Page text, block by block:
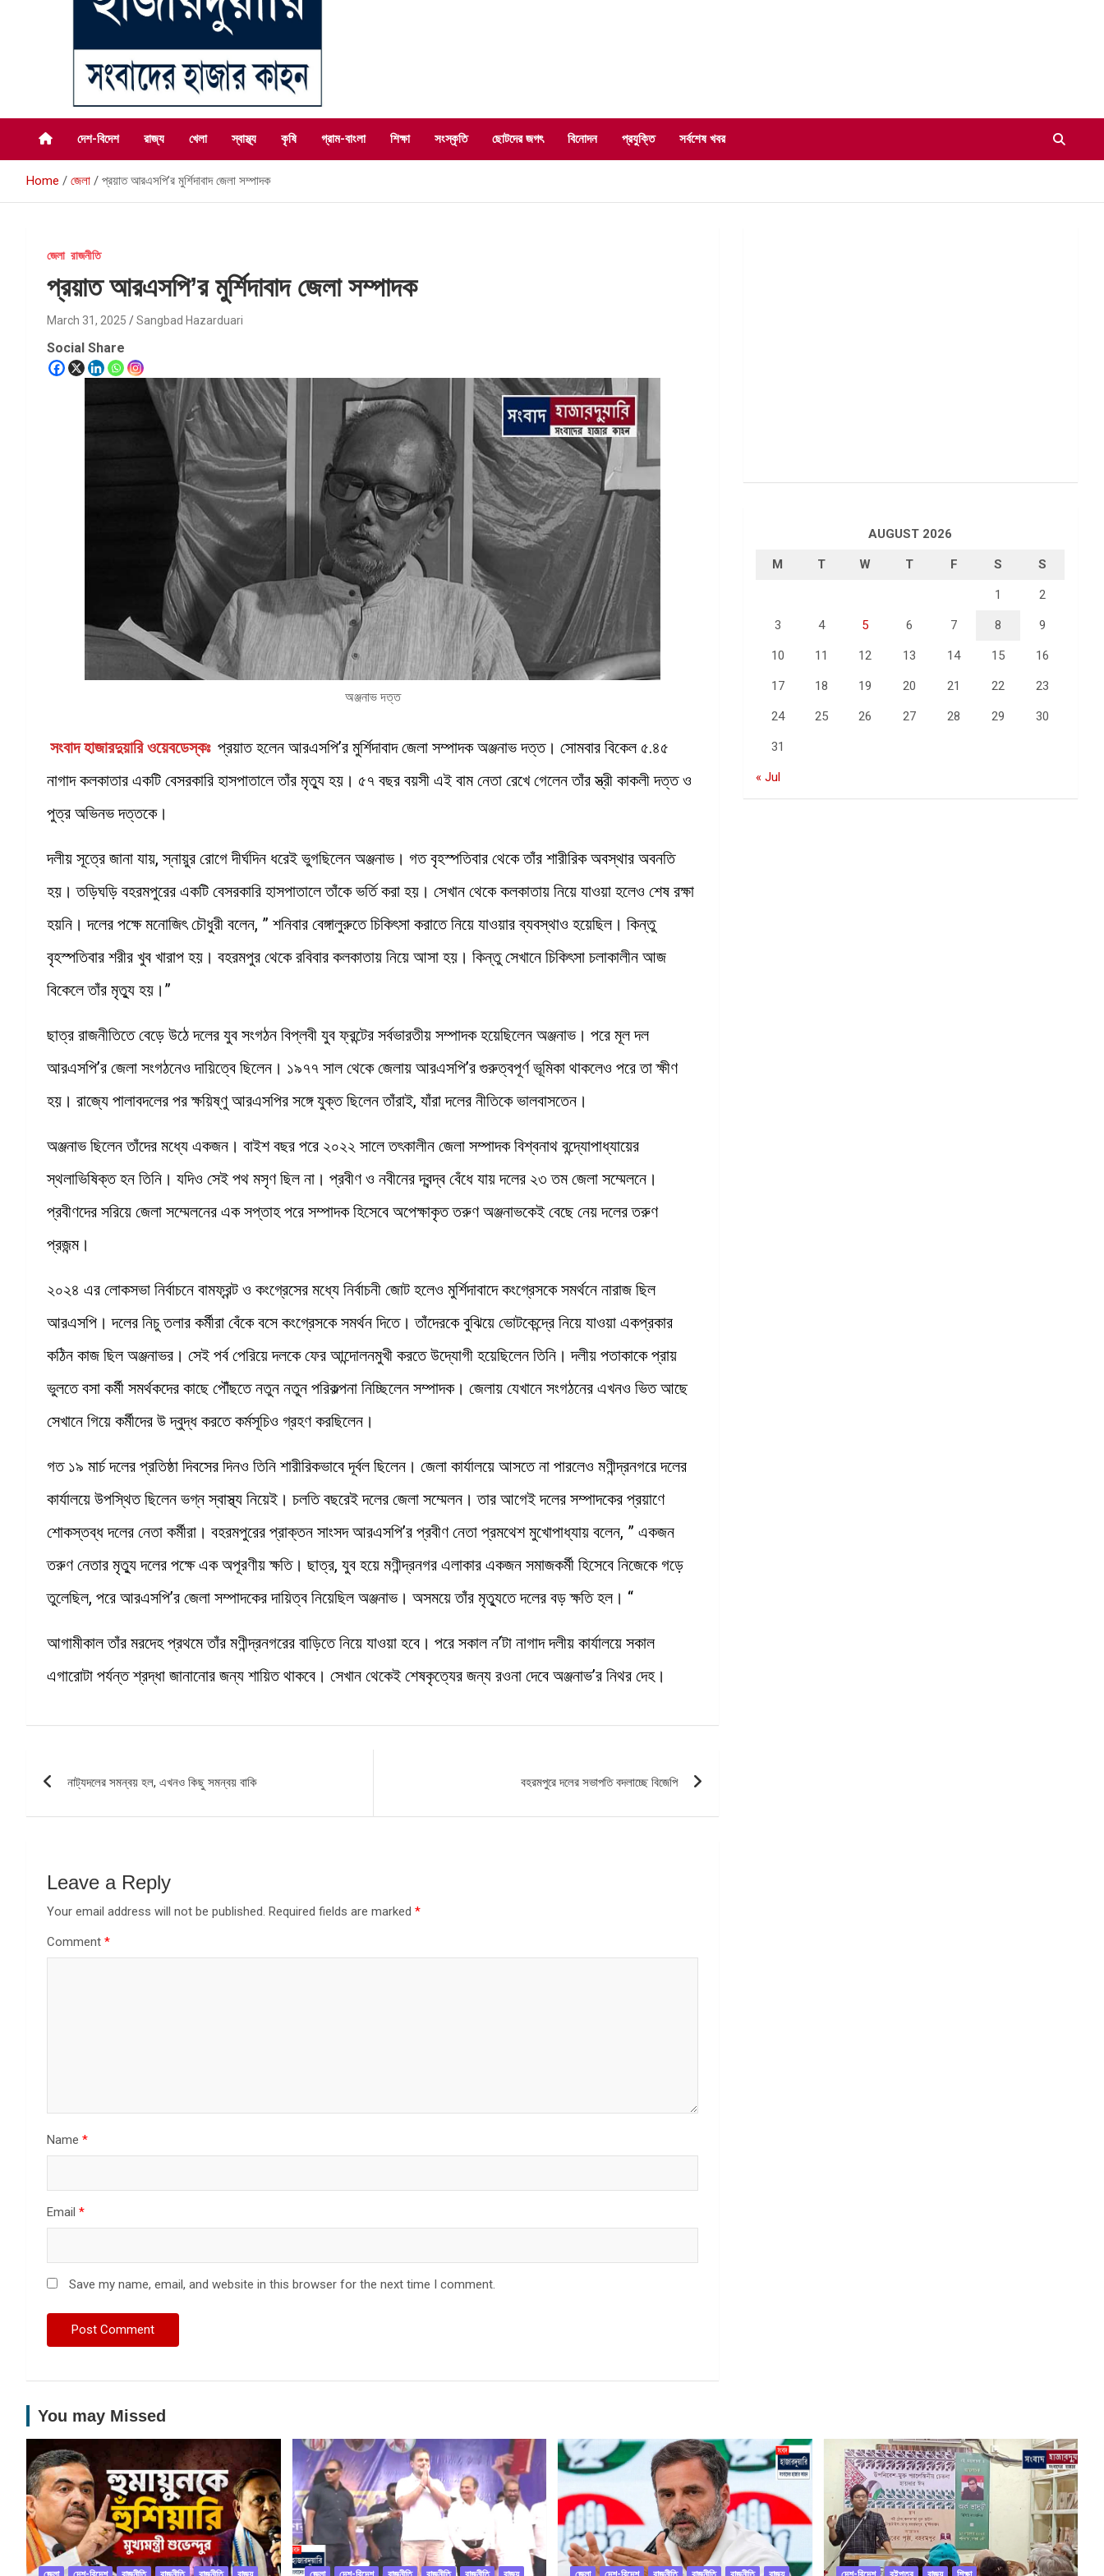
সংবাদ হাজারদুয়ারি
সংবাদের হাজার কাহন
দেশ-বিদেশ
রাজ্য খেলা স্বাস্থ্য কৃষি গ্রাম-বাংলা শিক্ষা সংস্কৃতি ছোটদের জগৎ বিনোদন প্রযুক্তি সর্বশেষ খবর
Home জেলা প্রয়াত আরএসপি’র মুর্শিদাবাদ জেলা সম্পাদক
জেলা রাজনীতি
প্রয়াত আরএসপি’র মুর্শিদাবাদ জেলা সম্পাদক
March 31, 2025 Sangbad Hazarduari
Social Share
অঞ্জনাভ দত্ত
সংবাদ হাজারদুয়ারি ওয়েবডেস্কঃ প্রয়াত হলেন আরএসপি’র মুর্শিদাবাদ জেলা সম্পাদক অঞ্জনাভ দত্ত। সোমবার বিকেল ৫.৪৫
নাগাদ কলকাতার একটি বেসরকারি হাসপাতালে তাঁর মৃত্যু হয়। ৫৭ বছর বয়সী এই বাম নেতা রেখে গেলেন তাঁর স্ত্রী কাকলী দত্ত ও
পুত্র অভিনভ দত্তকে।
দলীয় সূত্রে জানা যায়, স্নায়ুর রোগে দীর্ঘদিন ধরেই ভুগছিলেন অঞ্জনাভ। গত বৃহস্পতিবার থেকে তাঁর শারীরিক অবস্থার অবনতি
হয়। তড়িঘড়ি বহরমপুরের একটি বেসরকারি হাসপাতালে তাঁকে ভর্তি করা হয়। সেখান থেকে কলকাতায় নিয়ে যাওয়া হলেও শেষ রক্ষা
হয়নি। দলের পক্ষে মনোজিৎ চৌধুরী বলেন, ” শনিবার বেঙ্গালুরুতে চিকিৎসা করাতে নিয়ে যাওয়ার ব্যবস্থাও হয়েছিল। কিন্তু
বৃহস্পতিবার শরীর খুব খারাপ হয়। বহরমপুর থেকে রবিবার কলকাতায় নিয়ে আসা হয়। কিন্তু সেখানে চিকিৎসা চলাকালীন আজ
বিকেলে তাঁর মৃত্যু হয়।”
ছাত্র রাজনীতিতে বেড়ে উঠে দলের যুব সংগঠন বিপ্লবী যুব ফ্রন্টের সর্বভারতীয় সম্পাদক হয়েছিলেন অঞ্জনাভ। পরে মূল দল
আরএসপি’র জেলা সংগঠনেও দায়িত্বে ছিলেন। ১৯৭৭ সাল থেকে জেলায় আরএসপি’র গুরুত্বপূর্ণ ভূমিকা থাকলেও পরে তা ক্ষীণ
হয়। রাজ্যে পালাবদলের পর ক্ষয়িষ্ণু আরএসপির সঙ্গে যুক্ত ছিলেন তাঁরাই, যাঁরা দলের নীতিকে ভালবাসতেন।
অঞ্জনাভ ছিলেন তাঁদের মধ্যে একজন। বাইশ বছর পরে ২০২২ সালে তৎকালীন জেলা সম্পাদক বিশ্বনাথ বন্দ্যোপাধ্যায়ের
স্থলাভিষিক্ত হন তিনি। যদিও সেই পথ মসৃণ ছিল না। প্রবীণ ও নবীনের দ্বন্দ্ব বেঁধে যায় দলের ২৩ তম জেলা সম্মেলনে।
প্রবীণদের সরিয়ে জেলা সম্মেলনের এক সপ্তাহ পরে সম্পাদক হিসেবে অপেক্ষাকৃত তরুণ অঞ্জনাভকেই বেছে নেয় দলের তরুণ
প্রজন্ম।
২০২৪ এর লোকসভা নির্বাচনে বামফ্রন্ট ও কংগ্রেসের মধ্যে নির্বাচনী জোট হলেও মুর্শিদাবাদে কংগ্রেসকে সমর্থনে নারাজ ছিল
আরএসপি। দলের নিচু তলার কর্মীরা বেঁকে বসে কংগ্রেসকে সমর্থন দিতে। তাঁদেরকে বুঝিয়ে ভোটকেন্দ্রে নিয়ে যাওয়া একপ্রকার
কঠিন কাজ ছিল অঞ্জনাভর। সেই পর্ব পেরিয়ে দলকে ফের আন্দোলনমুখী করতে উদ্যোগী হয়েছিলেন তিনি। দলীয় পতাকাকে প্রায়
ভুলতে বসা কর্মী সমর্থকদের কাছে পৌঁছতে নতুন নতুন পরিকল্পনা নিচ্ছিলেন সম্পাদক। জেলায় যেখানে সংগঠনের এখনও ভিত আছে
সেখানে গিয়ে কর্মীদের উ দ্বুদ্ধ করতে কর্মসূচিও গ্রহণ করছিলেন।
গত ১৯ মার্চ দলের প্রতিষ্ঠা দিবসের দিনও তিনি শারীরিকভাবে দূর্বল ছিলেন। জেলা কার্যালয়ে আসতে না পারলেও মণীন্দ্রনগরে দলের
কার্যালয়ে উপস্থিত ছিলেন ভগ্ন স্বাস্থ্য নিয়েই। চলতি বছরেই দলের জেলা সম্মেলন। তার আগেই দলের সম্পাদকের প্রয়াণে
শোকস্তব্ধ দলের নেতা কর্মীরা। বহরমপুরের প্রাক্তন সাংসদ আরএসপি’র প্রবীণ নেতা প্রমথেশ মুখোপাধ্যায় বলেন, ” একজন
তরুণ নেতার মৃত্যু দলের পক্ষে এক অপূরণীয় ক্ষতি। ছাত্র, যুব হয়ে মণীন্দ্রনগর এলাকার একজন সমাজকর্মী হিসেবে নিজেকে গড়ে
তুলেছিল, পরে আরএসপি’র জেলা সম্পাদকের দায়িত্ব নিয়েছিল অঞ্জনাভ। অসময়ে তাঁর মৃত্যুতে দলের বড় ক্ষতি হল। “
আগামীকাল তাঁর মরদেহ প্রথমে তাঁর মণীন্দ্রনগরের বাড়িতে নিয়ে যাওয়া হবে। পরে সকাল ন’টা নাগাদ দলীয় কার্যালয়ে সকাল
এগারোটা পর্যন্ত শ্রদ্ধা জানানোর জন্য শায়িত থাকবে। সেখান থেকেই শেষকৃত্যের জন্য রওনা দেবে অঞ্জনাভ’র নিথর দেহ।
navigation
নাট্যদলের সমন্বয় হল, এখনও কিছু সমন্বয় বাকি বহরমপুরে দলের সভাপতি বদলাচ্ছে বিজেপি
Leave a Reply
Your email address will not be published. Required fields are marked *
Comment *
Name *
Email *
Save my name, email, and website in this browser for the next time I comment.
AUGUST 2026
M T W T F S S
1 2
3 4 5 6 7 8 9
10 11 12 13 14 15 16
17 18 19 20 21 22 23
24 25 26 27 28 29 30
31
« Jul
You may Missed